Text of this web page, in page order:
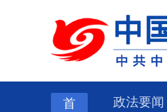
首
政法要闻